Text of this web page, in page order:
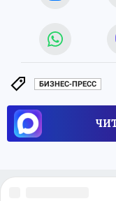
БИЗНЕС-ПРЕСС